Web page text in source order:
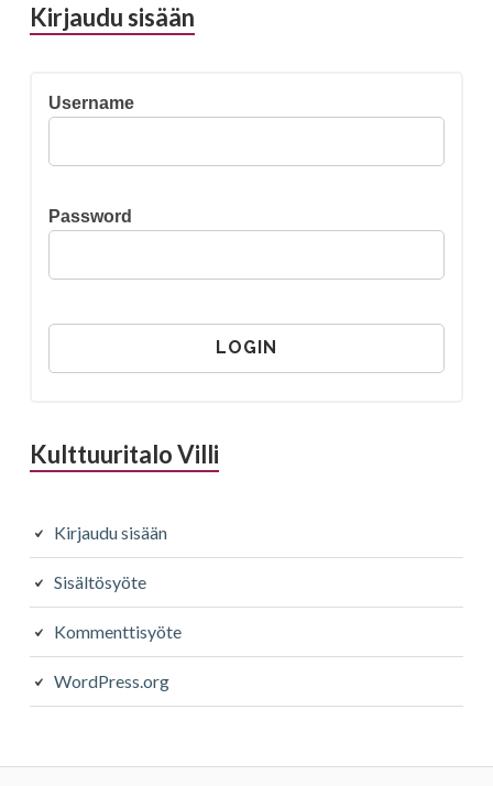
Kirjaudu sisään
Username
Password
Kulttuuritalo Villi
Kirjaudu sisään
Sisältösyöte
Kommenttisyöte
WordPress.org